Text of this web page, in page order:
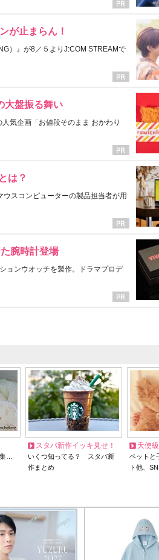
が止まらん！
）』が8／５よりJ:COM STREAMで
大盤振る舞い
気企画「お値段そのまま おかわり
は？
スコンピューターの製品担当者が用
腕時計登場
ョンウオッチを製作。ドラマプロデ
…
スタバ新作イッキ見せ！
いくつ知ってる？ スタバ新
作まとめ
天使
ペットと
ト他、